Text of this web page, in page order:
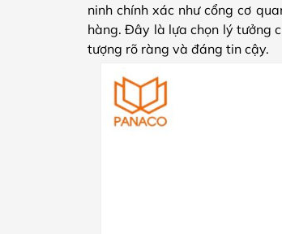
ninh chính xác như cổng cơ
hàng. Đây là lựa chọn lý tưởng
tượng rõ ràng và đáng tin cậy.